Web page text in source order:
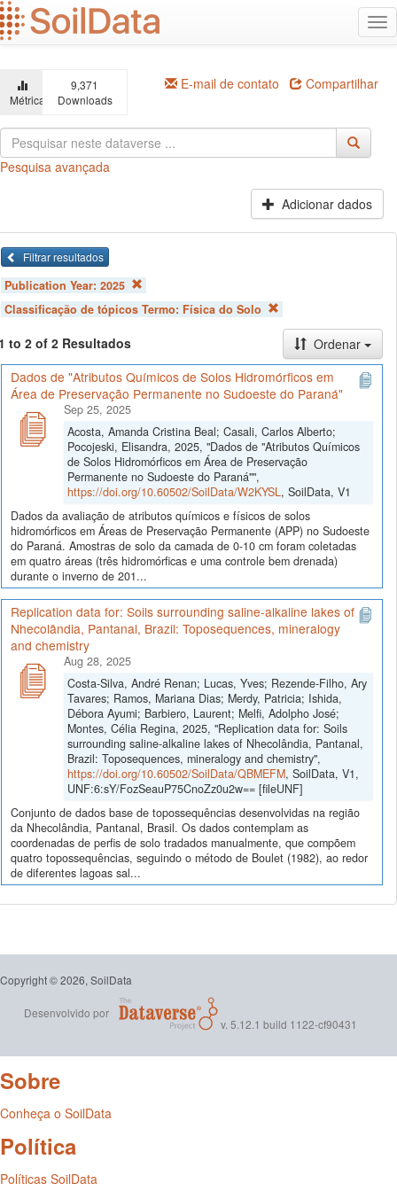
Ir
para
o
principal
Métricas
9,371
Downloads
E-mail de contato Compartilhar
Pesquisa avançada
Adicionar dados
Filtrar resultados
Publication Year: 2025
Classificação de tópicos Termo: Física do Solo
to 2 of 2 Resultados
Ordenar
Dados de "Atributos Químicos de Solos Hidromórficos em
Área de Preservação Permanente no Sudoeste do Paraná"
Sep 25, 2025
Acosta, Amanda Cristina Beal; Casali, Carlos Alberto;
Pocojeski, Elisandra, 2025, "Dados de "Atributos Químicos
de Solos Hidromórficos em Área de Preservação
Permanente no Sudoeste do Paraná"",
https://doi.org/10.60502/SoilData/W2KYSL, SoilData, V1
Dados da avaliação de atributos químicos e físicos de solos
hidromórficos em Áreas de Preservação Permanente (APP) no Sudoeste
do Paraná. Amostras de solo da camada de 0-10 cm foram coletadas
em quatro áreas (três hidromórficas e uma controle bem drenada)
durante o inverno de 201...
Replication data for: Soils surrounding saline-alkaline lakes of
Nhecolândia, Pantanal, Brazil: Toposequences, mineralogy
and chemistry
Aug 28, 2025
Costa-Silva, André Renan; Lucas, Yves; Rezende-Filho, Ary
Tavares; Ramos, Mariana Dias; Merdy, Patricia; Ishida,
Débora Ayumi; Barbiero, Laurent; Melfi, Adolpho José;
Montes, Célia Regina, 2025, "Replication data for: Soils
surrounding saline-alkaline lakes of Nhecolândia, Pantanal,
Brazil: Toposequences, mineralogy and chemistry",
https://doi.org/10.60502/SoilData/QBMEFM, SoilData, V1,
UNF:6:sY/FozSeauP75CnoZz0u2w== [fileUNF]
Conjunto de dados base de topossequências desenvolvidas na região
da Nhecolândia, Pantanal, Brasil. Os dados contemplam as
coordenadas de perfis de solo tradados manualmente, que compõem
quatro topossequências, seguindo o método de Boulet (1982), ao redor
de diferentes lagoas sal...
Copyright © 2026, SoilData
Desenvolvido por
v. 5.12.1 build 1122-cf90431
Sobre
Conheça o SoilData
Política
Políticas SoilData